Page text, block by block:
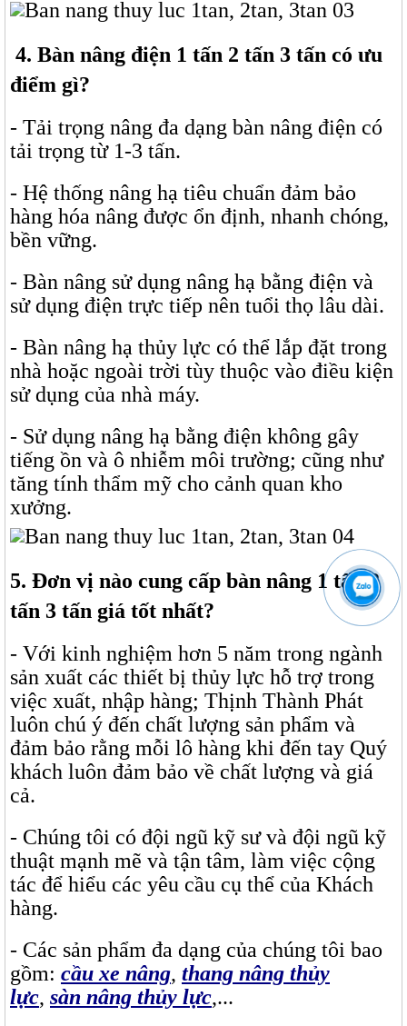
4. Bàn nâng điện 1 tấn 2 tấn 3 tấn có ưu
điểm gì?
- Tải trọng nâng đa dạng bàn nâng điện có
tải trọng từ 1-3 tấn.
- Hệ thống nâng hạ tiêu chuẩn đảm bảo
hàng hóa nâng được ổn định, nhanh chóng,
bền vững.
- Bàn nâng sử dụng nâng hạ bằng điện và
sử dụng điện trực tiếp nên tuổi thọ lâu dài.
- Bàn nâng hạ thủy lực có thể lắp đặt trong
nhà hoặc ngoài trời tùy thuộc vào điều kiện
sử dụng của nhà máy.
- Sử dụng nâng hạ bằng điện không gây
tiếng ồn và ô nhiễm môi trường; cũng như
tăng tính thẩm mỹ cho cảnh quan kho
xưởng.
5. Đơn vị nào cung cấp bàn nâng 1 tấn 2
tấn 3 tấn giá tốt nhất?
- Với kinh nghiệm hơn 5 năm trong ngành
sản xuất các thiết bị thủy lực hỗ trợ trong
việc xuất, nhập hàng; Thịnh Thành Phát
luôn chú ý đến chất lượng sản phẩm và
đảm bảo rằng mỗi lô hàng khi đến tay Quý
khách luôn đảm bảo về chất lượng và giá
cả.
- Chúng tôi có đội ngũ kỹ sư và đội ngũ kỹ
thuật mạnh mẽ và tận tâm, làm việc cộng
tác để hiểu các yêu cầu cụ thể của Khách
hàng.
- Các sản phẩm đa dạng của chúng tôi bao
gồm: cầu xe nâng, thang nâng thủy
lực, sàn nâng thủy lực,...